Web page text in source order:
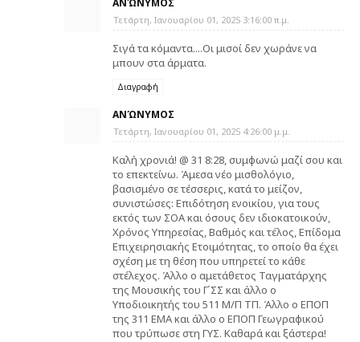
ΑΝΏΝΥΜΟΣ
Τετάρτη, Ιανουαρίου 01, 2025 3:16:00 π.μ.
Σιγά τα κόμαντα....Οι μισοί δεν χωράνε να
μπουν στα άρματα.
Διαγραφή
ΑΝΏΝΥΜΟΣ
Τετάρτη, Ιανουαρίου 01, 2025 4:26:00 μ.μ.
Καλή χρονιά! @ 31 8:28, συμφωνώ μαζί σου και
το επεκτείνω. Άμεσα νέο μισθολόγιο,
βασισμένο σε τέσσερις, κατά το μείζον,
συνιστώσες: Επιδότηση ενοικίου, για τους
εκτός των ΣΟΑ και όσους δεν ιδιοκατοικούν,
Χρόνος Υπηρεσίας, Βαθμός και τέλος, Επίδομα
Επιχειρησιακής Ετοιμότητας, το οποίο θα έχει
σχέση με τη θέση που υπηρετεί το κάθε
στέλεχος. Άλλο ο αμετάθετος Ταγματάρχης
της Μουσικής του Γ΄ΣΣ και άλλο ο
Υποδιοικητής του 511 Μ/Π ΤΠ. Άλλο ο ΕΠΟΠ
της 311 ΕΜΑ και άλλο ο ΕΠΟΠ Γεωγραφικού
που τρύπωσε στη ΓΥΣ. Καθαρά και ξάστερα!